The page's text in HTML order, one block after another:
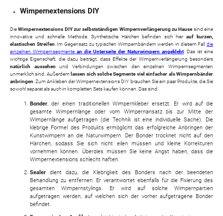
Wimpernextensions DIY
DieWimpernextensions DIY zur selbstständigen Wimpernverlängerung zu Hausesind eine
innovative und schnelle Methode. Synthetische Härchen befinden sich hierauf kurzen,
elastischen Streifen. Im Gegensatz zu typischen Wimpernbändern werden in diesem Falldie
einzelnen Wimpernsegmente an die Unterseite der Naturwimpern angeklebt. Das ist eine
wichtige Eigenschaft, die dazu beiträgt, dass Effekte der Wimpernverlängerung besonders
natürlich aussehen und Verbindungen zwischen den einzelnen Wimpernsegmenten
unmerklich sind. Außerdem lassen sich solche Segmente viel einfacher als Wimpernbänder
anbringen. Zum Ankleben der Wimpernextensions DIY brauchen Sie ein paar Produkte, die Sie
sowohl separat als auch in kompletten Sets kaufen können. Das sind:
Bonder, der einen traditionellen Wimpernkleber ersetzt. Er wird auf die
gesamte Wimpernlänge oder vom Wimpernansatz bis zur Mitte der
Wimpernlänge aufgetragen (die Technik ist eine individuelle Sache). Die
klebrige Formel des Produkts ermöglicht das erfolgreiche Anbringen der
Kunstwimpern an die Naturwimpern. Der Bonder trocknet nicht auf den
Härchen, sodass Sie sich nicht eilen müssen und kleine Korrekturen
vornehmen können. Überdies müssen Sie keine Angst haben, dass die
Wimpernextensions schlecht haften.
Sealer dient dazu, die Klebrigkeit des Bonders nach der beendeten
Behandlung zu entfernen. Er verantwortet ebenfalls für die Fixierung des
gesamten Wimpernstylings. Er wird auf solche Wimpernpartien
aufgetragen werden, auf welchen sich der vorher aufgetragene Bonder
befindet.